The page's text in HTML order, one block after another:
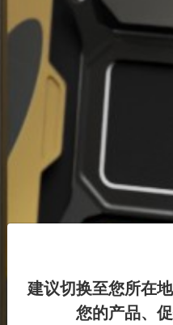
建议切换至您所在
您的产品、